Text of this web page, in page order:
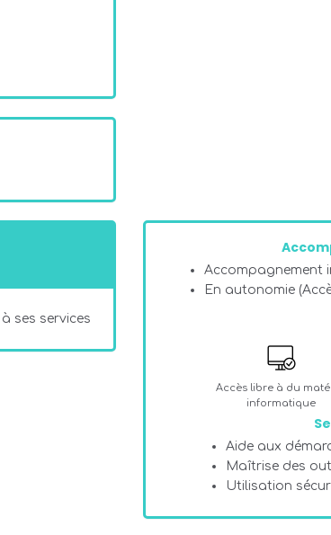
ses services
Accompagnement
En autonomie
Accès libre à du
informatique
Aide aux
Maîtrise des
Utilisation